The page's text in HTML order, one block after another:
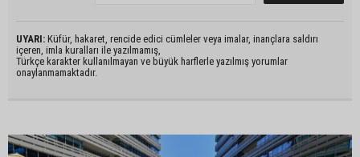
UYARI: Küfür, hakaret, rencide edici cümleler veya imalar, inançlara saldırı
içeren, imla kuralları ile yazılmamış,
Türkçe karakter kullanılmayan ve büyük harflerle yazılmış yorumlar
onaylanmamaktadır.